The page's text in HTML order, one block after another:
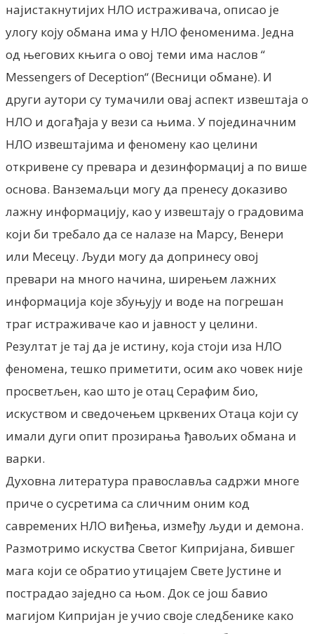
најистакнутијих НЛО истраживача, описао је
улогу коју обмана има у НЛО феноменима. Једна
од његових књига о овој теми има наслов “
Messengers of Deception“ (Весници обмане). И
други аутори су тумачили овај аспект извештаја о
НЛО и догађаја у вези са њима. У појединачним
НЛО извештајима и феномену као целини
откривене су превара и дезинформациј а по више
основа. Ванземаљци могу да пренесу доказиво
лажну информацију, као у извештају о градовима
који би требало да се налазе на Марсу, Венери
или Месецу. Људи могу да допринесу овој
превари на много начина, ширењем лажних
информација које збуњују и воде на погрешан
траг истраживаче као и јавност у целини.
Резултат је тај да је истину, која стоји иза НЛО
феномена, тешко приметити, осим ако човек није
просветљен, као што је отац Серафим био,
искуством и сведочењем црквених Отаца који су
имали дуги опит прозирања ђавољих обмана и
варки.
Духовна литература православља садржи многе
приче о сусретима са сличним оним код
савремених НЛО виђења, између људи и демона.
Размотримо искуства Светог Кипријана, бившег
мага који се обратио утицајем Свете Јустине и
пострадао заједно са њом. Док се још бавио
магијом Кипријан је учио своје следбенике како